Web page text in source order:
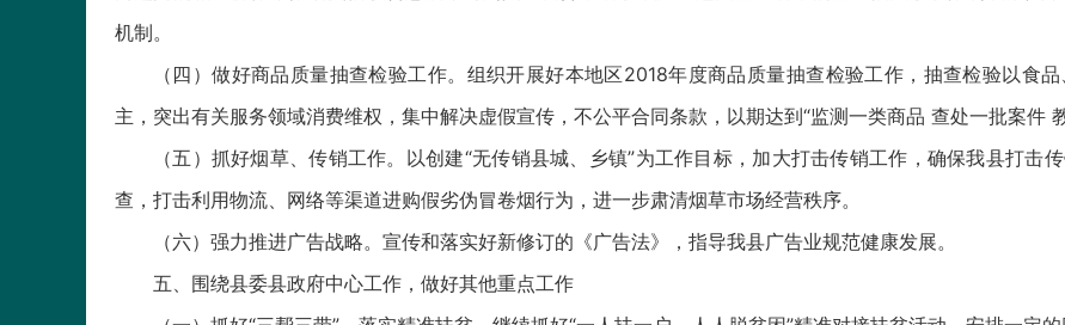
机制。
（四）做好商品质量抽查检验工作。组织开展好本地区2018年度商品质量抽查检验工作，抽查检验以食
主，突出有关服务领域消费维权，集中解决虚假宣传，不公平合同条款，以期达到“监测一类商品 查处一批案件
（五）抓好烟草、传销工作。以创建“无传销县城、乡镇”为工作目标，加大打击传销工作，确保我县打击
查，打击利用物流、网络等渠道进购假劣伪冒卷烟行为，进一步肃清烟草市场经营秩序。
（六）强力推进广告战略。宣传和落实好新修订的《广告法》，指导我县广告业规范健康发展。
五、围绕县委县政府中心工作，做好其他重点工作